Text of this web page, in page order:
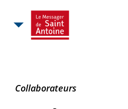
Xavier
Collaborateurs